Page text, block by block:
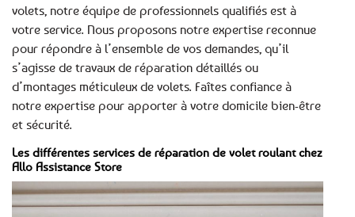
volets, notre équipe de professionnels qualifiés est à
votre service. Nous proposons notre expertise reconnue
pour répondre à l’ensemble de vos demandes, qu’il
s’agisse de travaux de réparation détaillés ou
d’montages méticuleux de volets. Faîtes confiance à
notre expertise pour apporter à votre domicile bien-être
et sécurité.
Les différentes services de réparation de volet roulant chez
Allo Assistance Store